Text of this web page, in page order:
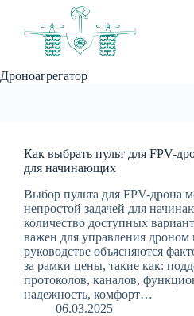
Дроноагрегатор
Как выбрать пульт для FPV-
для начинающих
Выбор пульта для FPV-дрона
непростой задачей для
количество доступных
важен для управления дроном
руководстве объясняются
за рамки цены, такие как:
протоколов, каналов,
надежность, комфорт…
06.03.2025